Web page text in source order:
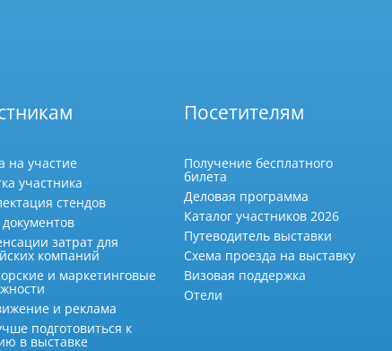
на участие
участника
стендов
затрат для
компаний
и маркетинговые
и реклама
подготовиться к
в выставке
Посетителям
Получение бесплатного
билета
Деловая программа
Каталог участников 2026
Путеводитель выставки
Схема проезда на выставку
Визовая поддержка
Отели